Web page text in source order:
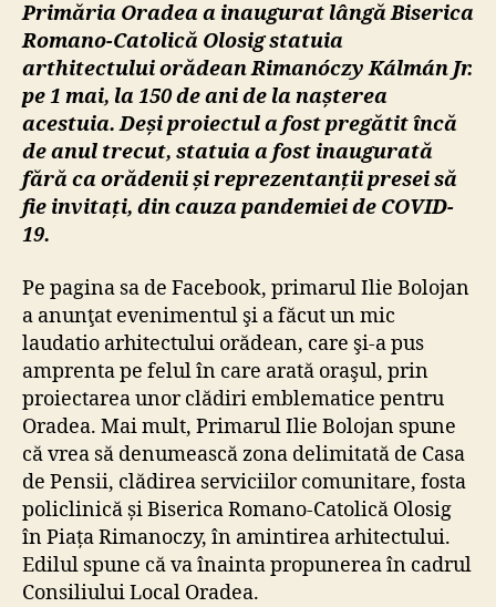
Primăria Oradea a inaugurat lângă Biserica
Romano-Catolică Olosig statuia
arthitectului orădean Rimanóczy Kálmán Jr.
pe 1 mai, la 150 de ani de la nașterea
acestuia. Deși proiectul a fost pregătit încă
de anul trecut, statuia a fost inaugurată
fără ca orădenii și reprezentanții presei să
fie invitați, din cauza pandemiei de COVID-
19.
Pe pagina sa de Facebook, primarul Ilie Bolojan
a anunţat evenimentul şi a făcut un mic
laudatio arhitectului orădean, care şi-a pus
amprenta pe felul în care arată oraşul, prin
proiectarea unor clădiri emblematice pentru
Oradea. Mai mult, Primarul Ilie Bolojan spune
că vrea să denumească zona delimitată de Casa
de Pensii, clădirea serviciilor comunitare, fosta
policlinică și Biserica Romano-Catolică Olosig
în Piața Rimanoczy, în amintirea arhitectului.
Edilul spune că va înainta propunerea în cadrul
Consiliului Local Oradea.